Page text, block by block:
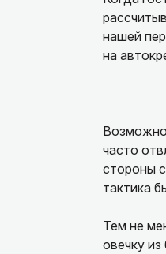
нашей
на
часто
стороны
тактика
Тем не
овечку